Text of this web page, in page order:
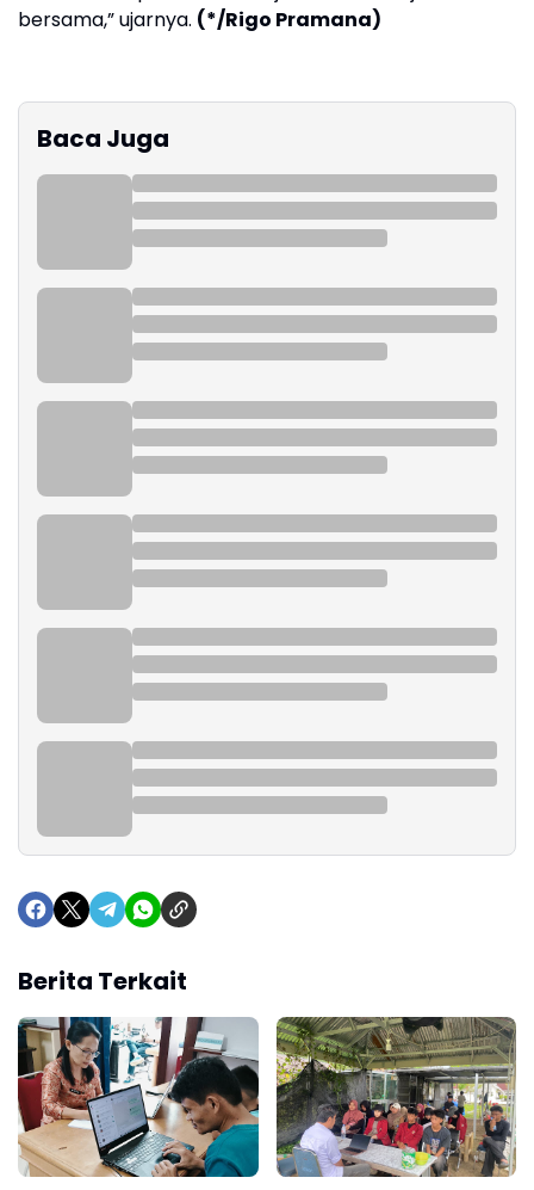
bersama,” ujarnya. (*/Rigo Pramana)
Baca Juga
Berita Terkait